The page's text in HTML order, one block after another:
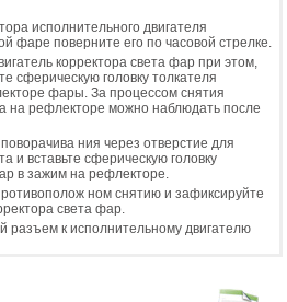
исполнительного двигателя
фаре поверните его по часовой стрелке.
корректора света фар при этом,
сферическую головку толкателя
фары. За процессом снятия
на рефлекторе можно наблюдать после
ния через отверстие для
и вставьте сферическую головку
в зажим на рефлекторе.
ном снятию и зафиксируйте
света фар.
разъем к исполнительному двигателю